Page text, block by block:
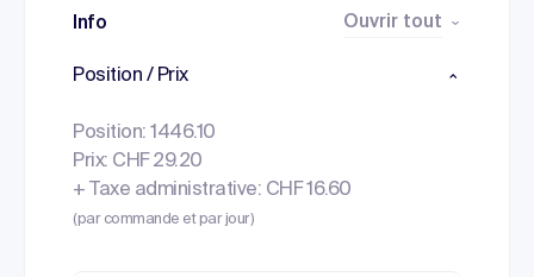
Info Ouvrir tout
Position / Prix
Position: 1446.10
Prix: CHF 29.20
+ Taxe administrative: CHF 16.60
(par commande et par jour)